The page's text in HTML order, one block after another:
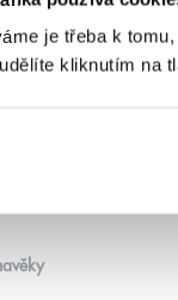
je třeba k
kliknutím na